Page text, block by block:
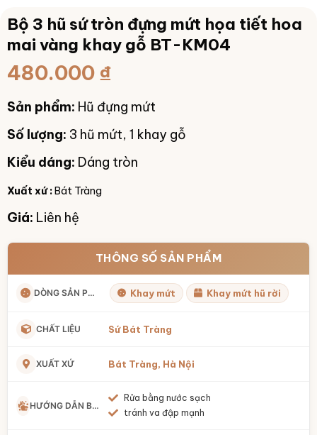
Bộ 3 hũ sứ tròn đựng mứt họa tiết hoa
mai vàng khay gỗ BT-KM04
480.000 ₫
Sản phẩm: Hũ đựng mứt
Số lượng: 3 hũ mứt, 1 khay gỗ
Kiểu dáng: Dáng tròn
Xuất xứ :Bát Tràng
Giá: Liên hệ
THÔNG SỐ SẢN PHẨM
DÒNG SẢN PHẨM Khay mứt Khay mứt hũ rời
CHẤT LIỆU Sứ Bát Tràng
XUẤT XỨ Bát Tràng, Hà Nội
HƯỚNG DẪN BẢO QUẢN
Rửa bằng nước sạch
tránh va đập mạnh